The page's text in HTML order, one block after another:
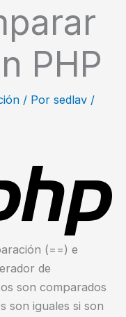
PHP
/ Por sedlav /
(==) e
de
son comparados
son iguales si son